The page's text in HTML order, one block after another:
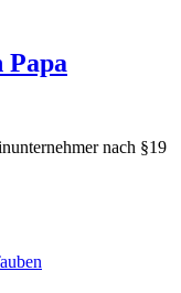
Papa
nach §19